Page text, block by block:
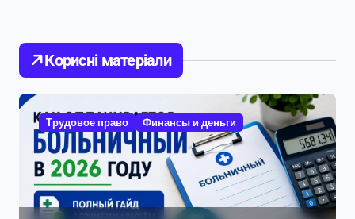
Корисні матеріали
Трудовое право Финансы и деньги